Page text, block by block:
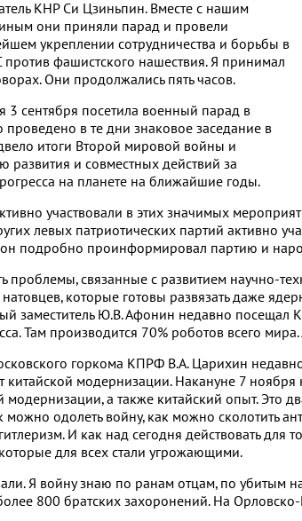
КНР Си Цзиньпин. Вместе с нашим
они приняли парад и провели
укреплении сотрудничества и борьбы в
фашистского нашествия. Я принимал
Они продолжались пять часов.
3 сентября посетила военный парад в
в те дни знаковое заседание в
итоги Второй мировой войны и
развития и совместных действий за
на планете на ближайшие годы.
участвовали в этих значимых
левых патриотических партий активно
подробно проинформировал партию и
проблемы, связанные с развитием научно-
которые готовы развязать даже
заместитель Ю.В. Афонин недавно посещал
Там производится 70% роботов всего
горкома КПРФ В.А. Царихин
китайской модернизации. Накануне 7
модернизации, а также китайский опыт. Это
можно одолеть войну, как можно сколотить
И как над сегодня действовать для
для всех стали угрожающими.
Я войну знаю по ранам отцам, по убитым
800 братских захоронений. На Орловско-